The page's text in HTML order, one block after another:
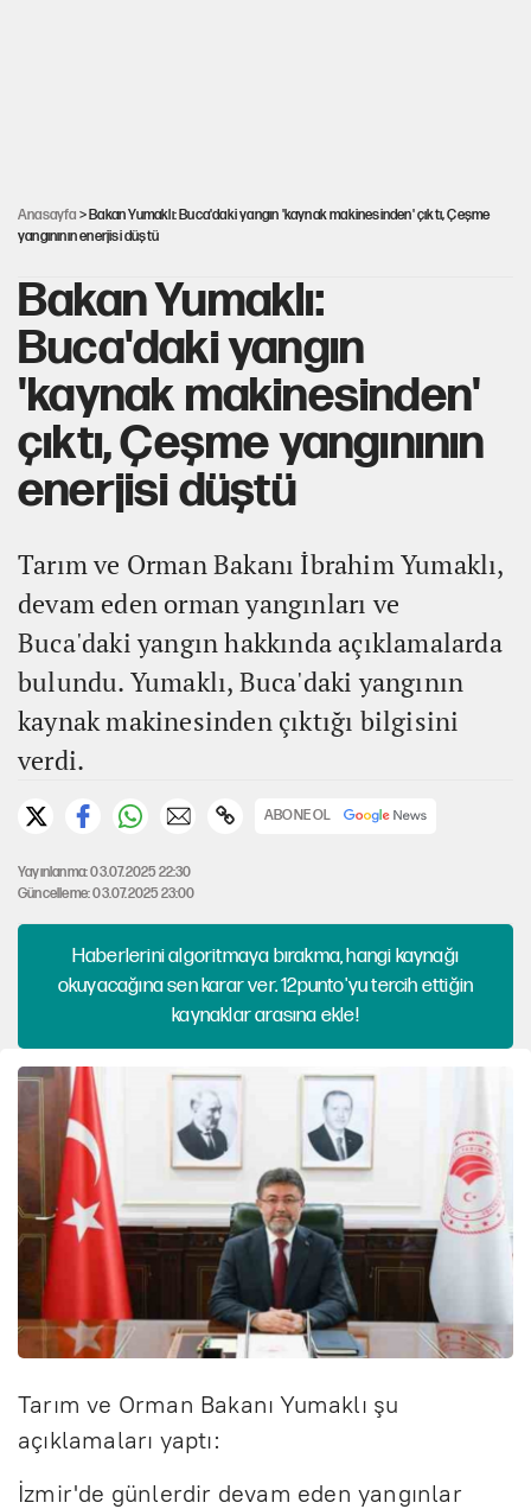
Anasayfa > Bakan Yumaklı: Buca'daki yangın 'kaynak makinesinden' çıktı, Çeşme
yangınının enerjisi düştü
Bakan Yumaklı:
Buca'daki yangın
'kaynak makinesinden'
çıktı, Çeşme yangınının
enerjisi düştü
Tarım ve Orman Bakanı İbrahim Yumaklı,
devam eden orman yangınları ve
Buca'daki yangın hakkında açıklamalarda
bulundu. Yumaklı, Buca'daki yangının
kaynak makinesinden çıktığı bilgisini
verdi.
ABONE OL
Yayınlanma: 03.07.2025 22:30
Güncelleme: 03.07.2025 23:00
Haberlerini algoritmaya bırakma, hangi kaynağı
okuyacağına sen karar ver. 12punto'yu tercih ettiğin
kaynaklar arasına ekle!
Tarım ve Orman Bakanı Yumaklı şu
açıklamaları yaptı:
İzmir'de günlerdir devam eden yangınlar